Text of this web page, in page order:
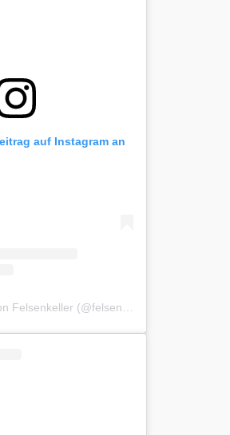
auf Instagram an
Ein Beitrag geteilt von Felsenkeller (@felsenkeller.schleppe)